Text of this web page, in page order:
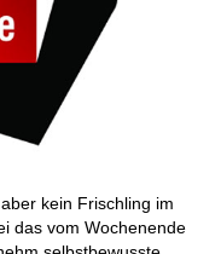
kein Frischling im
das vom Wochenende